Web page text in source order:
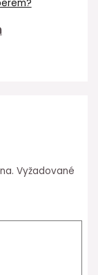
Vyžadované